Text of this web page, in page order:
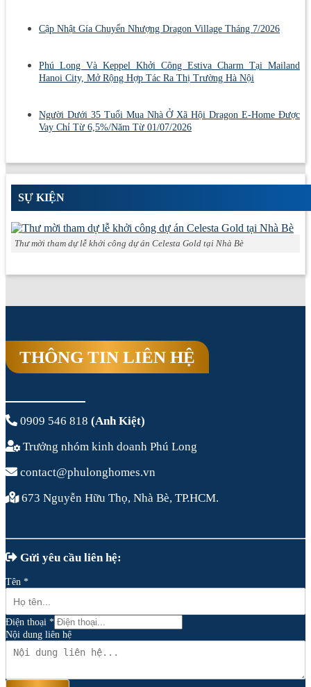
Cập Nhật Gía Chuyển Nhượng Dragon Village Tháng 7/2026
Phú Long Và Keppel Khởi Công Estiva Charm Tại Mailand
Hanoi City, Mở Rộng Hợp Tác Ra Thị Trường Hà Nội
Người Dưới 35 Tuổi Mua Nhà Ở Xã Hội Dragon E-Home Được
Vay Chỉ Từ 6,5%/Năm Từ 01/07/2026
SỰ KIỆN
Thư mời tham dự lễ khởi công dự án Celesta Gold tại Nhà Bè
THÔNG TIN LIÊN HỆ
0909 546 818 (Anh Kiệt)
Trưởng nhóm kinh doanh Phú Long
contact@phulonghomes.vn
673 Nguyễn Hữu Thọ, Nhà Bè, TP.HCM.
Gửi yêu cầu liên hệ:
Tên *
Điện thoại *
Nội dung liên hệ